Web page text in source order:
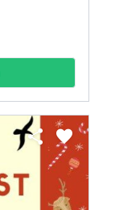
share favorite